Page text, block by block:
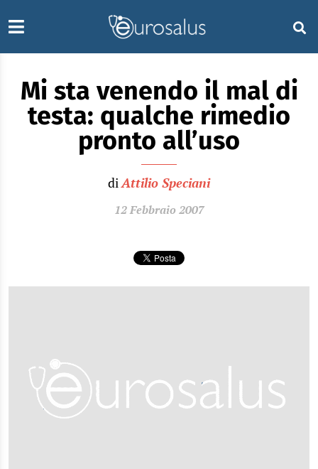
Mi sta venendo il mal di
testa: qualche rimedio
pronto all’uso
diAttilio Speciani
12 Febbraio 2007